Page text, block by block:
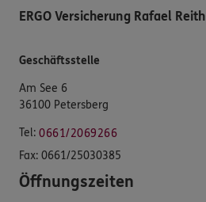
ERGO Versicherung Rafael Reith
Geschäftsstelle
Am See 6
36100 Petersberg
Tel: 0661/2069266
Fax: 0661/25030385
Öffnungszeiten